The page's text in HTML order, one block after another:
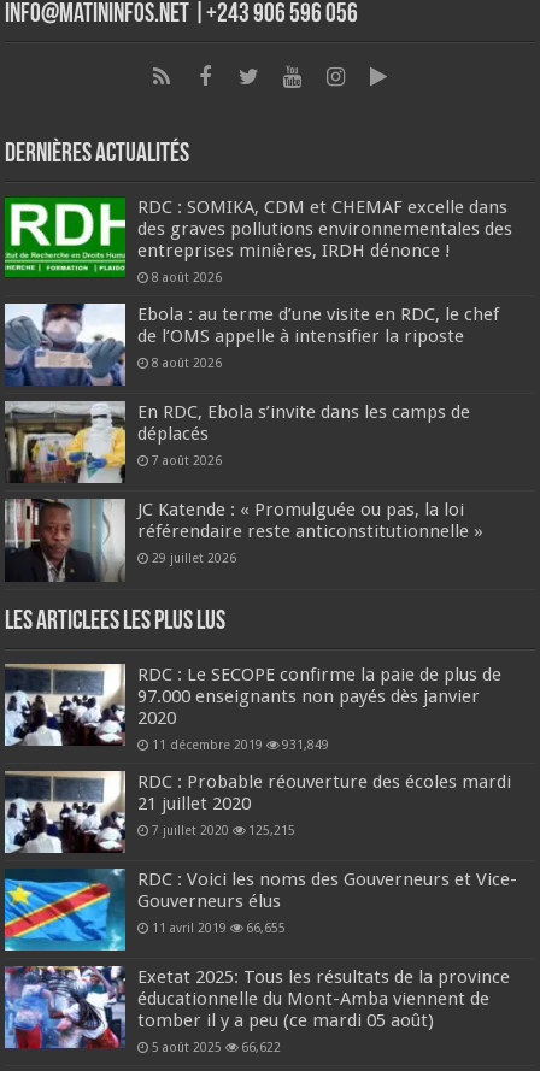
info@matininfos.net |+243 906 596 056
Dernières Actualités
RDC : SOMIKA, CDM et CHEMAF excelle dans
des graves pollutions environnementales des
entreprises minières, IRDH dénonce !
8 août 2026
Ebola : au terme d’une visite en RDC, le chef
de l’OMS appelle à intensifier la riposte
8 août 2026
En RDC, Ebola s’invite dans les camps de
déplacés
7 août 2026
JC Katende : « Promulguée ou pas, la loi
référendaire reste anticonstitutionnelle »
29 juillet 2026
Les Articlees les plus Lus
RDC : Le SECOPE confirme la paie de plus de
97.000 enseignants non payés dès janvier
2020
11 décembre 2019 931,849
RDC : Probable réouverture des écoles mardi
21 juillet 2020
7 juillet 2020 125,215
RDC : Voici les noms des Gouverneurs et Vice-
Gouverneurs élus
11 avril 2019 66,655
Exetat 2025: Tous les résultats de la province
éducationnelle du Mont-Amba viennent de
tomber il y a peu (ce mardi 05 août)
5 août 2025 66,622